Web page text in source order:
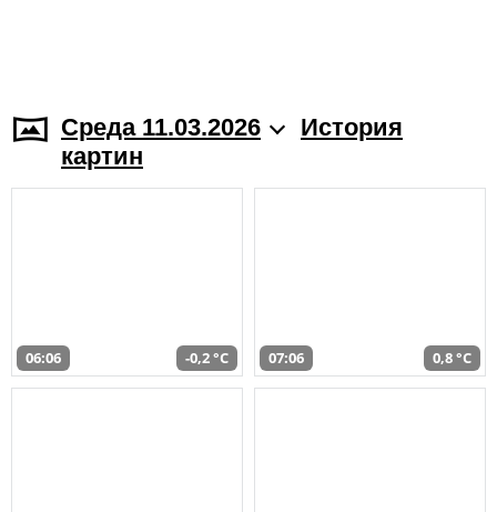
Среда 11.03.2026
История
картин
06:06 -0,2 °C 07:06 0,8 °C